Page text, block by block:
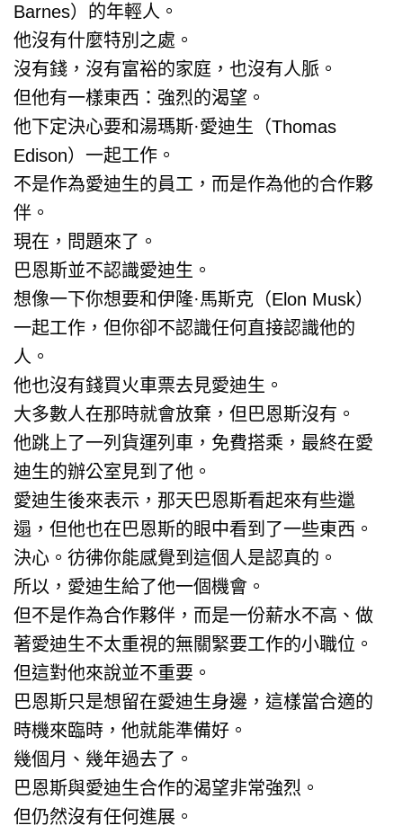
Barnes）的年輕人。
他沒有什麼特別之處。
沒有錢，沒有富裕的家庭，也沒有人脈。
但他有一樣東西：強烈的渴望。
他下定決心要和湯瑪斯·愛迪生（Thomas
Edison）一起工作。
不是作為愛迪生的員工，而是作為他的合作夥
伴。
現在，問題來了。
巴恩斯並不認識愛迪生。
想像一下你想要和伊隆·馬斯克（Elon Musk）
一起工作，但你卻不認識任何直接認識他的
人。
他也沒有錢買火車票去見愛迪生。
大多數人在那時就會放棄，但巴恩斯沒有。
他跳上了一列貨運列車，免費搭乘，最終在愛
迪生的辦公室見到了他。
愛迪生後來表示，那天巴恩斯看起來有些邋
遢，但他也在巴恩斯的眼中看到了一些東西。
決心。彷彿你能感覺到這個人是認真的。
所以，愛迪生給了他一個機會。
但不是作為合作夥伴，而是一份薪水不高、做
著愛迪生不太重視的無關緊要工作的小職位。
但這對他來說並不重要。
巴恩斯只是想留在愛迪生身邊，這樣當合適的
時機來臨時，他就能準備好。
幾個月、幾年過去了。
巴恩斯與愛迪生合作的渴望非常強烈。
但仍然沒有任何進展。